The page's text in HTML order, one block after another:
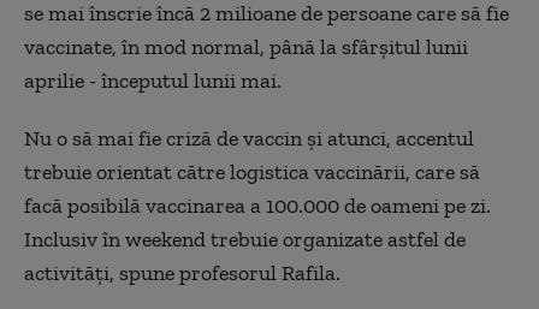
se mai înscrie încă 2 milioane de persoane care să fie
vaccinate, în mod normal, până la sfârșitul lunii
aprilie - începutul lunii mai.
Nu o să mai fie criză de vaccin și atunci, accentul
trebuie orientat către logistica vaccinării, care să
facă posibilă vaccinarea a 100.000 de oameni pe zi.
Inclusiv în weekend trebuie organizate astfel de
activități, spune profesorul Rafila.